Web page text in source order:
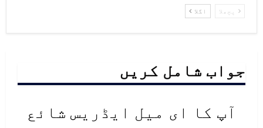
پچھلا اگلا
جواب شامل کریں
آپ کا ای میل ایڈریس شائع